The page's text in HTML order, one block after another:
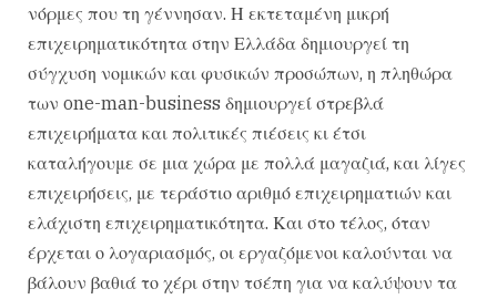
νόρμες που τη γέννησαν. Η εκτεταμένη μικρή
επιχειρηματικότητα στην Ελλάδα δημιουργεί τη
σύγχυση νομικών και φυσικών προσώπων, η πληθώρα
των one-man-business δημιουργεί στρεβλά
επιχειρήματα και πολιτικές πιέσεις κι έτσι
καταλήγουμε σε μια χώρα με πολλά μαγαζιά, και λίγες
επιχειρήσεις, με τεράστιο αριθμό επιχειρηματιών και
ελάχιστη επιχειρηματικότητα. Και στο τέλος, όταν
έρχεται ο λογαριασμός, οι εργαζόμενοι καλούνται να
βάλουν βαθιά το χέρι στην τσέπη για να καλύψουν τα